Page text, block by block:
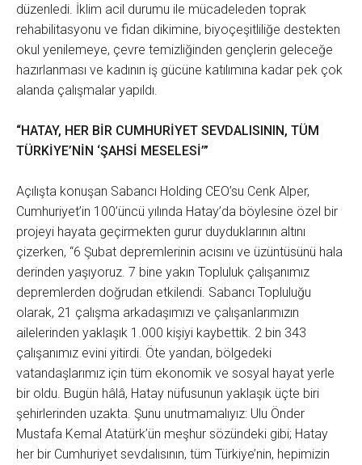
düzenledi. İklim acil durumu ile mücadeleden toprak
rehabilitasyonu ve fidan dikimine, biyoçeşitliliğe destekten
okul yenilemeye, çevre temizliğinden gençlerin geleceğe
hazırlanması ve kadının iş gücüne katılımına kadar pek çok
alanda çalışmalar yapıldı.
“HATAY, HER BİR CUMHURİYET SEVDALISININ, TÜM
TÜRKİYE’NİN ‘ŞAHSİ MESELESİ’”
Açılışta konuşan Sabancı Holding CEO’su Cenk Alper,
Cumhuriyet’in 100’üncü yılında Hatay’da böylesine özel bir
projeyi hayata geçirmekten gurur duyduklarının altını
çizerken, “6 Şubat depremlerinin acısını ve üzüntüsünü hala
derinden yaşıyoruz. 7 bine yakın Topluluk çalışanımız
depremlerden doğrudan etkilendi. Sabancı Topluluğu
olarak, 21 çalışma arkadaşımızı ve çalışanlarımızın
ailelerinden yaklaşık 1.000 kişiyi kaybettik. 2 bin 343
çalışanımız evini yitirdi. Öte yandan, bölgedeki
vatandaşlarımız için tüm ekonomik ve sosyal hayat yerle
bir oldu. Bugün hâlâ, Hatay nüfusunun yaklaşık üçte biri
şehirlerinden uzakta. Şunu unutmamalıyız: Ulu Önder
Mustafa Kemal Atatürk’ün meşhur sözündeki gibi; Hatay
her bir Cumhuriyet sevdalısının, tüm Türkiye’nin, hepimizin